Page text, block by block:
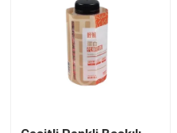
Ürünler
VİDEOLAR